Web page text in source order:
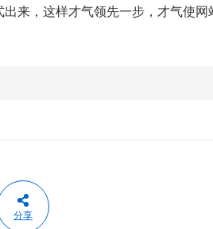
来，这样才气领先一步，才气使网
分享